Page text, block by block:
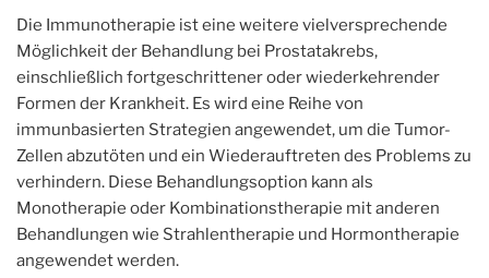
Die Immunotherapie ist eine weitere vielversprechende
Möglichkeit der Behandlung bei Prostatakrebs,
einschließlich fortgeschrittener oder wiederkehrender
Formen der Krankheit. Es wird eine Reihe von
immunbasierten Strategien angewendet, um die Tumor-
Zellen abzutöten und ein Wiederauftreten des Problems zu
verhindern. Diese Behandlungsoption kann als
Monotherapie oder Kombinationstherapie mit anderen
Behandlungen wie Strahlentherapie und Hormontherapie
angewendet werden.